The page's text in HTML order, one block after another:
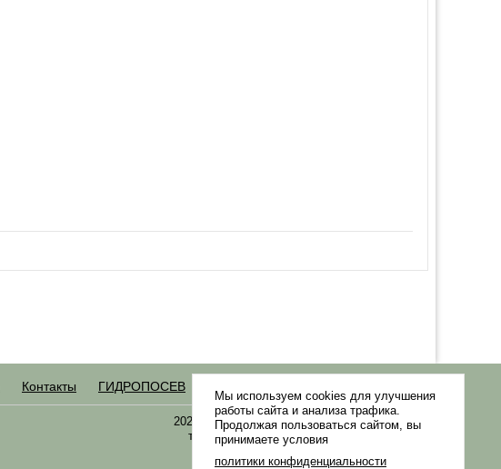
Контакты ГИДРОПОСЕВ
2021-2026 © «Газонная трава, семена газонных
трав: выбор удобрения и средства защиты в
Мы используем cookies для улучшения
работы сайта и анализа трафика.
Продолжая пользоваться сайтом, вы
принимаете условия
политики конфиденциальности